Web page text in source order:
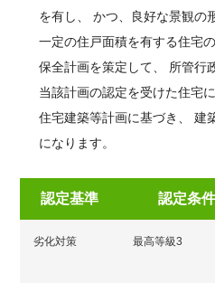
を有し、 かつ、良好な景観の
一定の住戸面積を有する住宅
保全計画を策定して、 所管行
当該計画の認定を受けた住宅
住宅建築等計画に基づき、 建
になります。
認定基準 認定条
劣化対策 最高等級3